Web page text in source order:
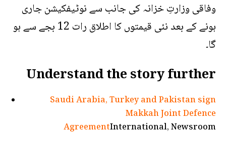
وفاقی وزارتِ خزانہ کی جانب سے نوٹیفکیشن جاری
ہونے کے بعد نئی قیمتوں کا اطلاق رات 12 بجے سے ہو
گا۔
Understand the story further
Saudi Arabia, Turkey and Pakistan sign
Makkah Joint Defence
AgreementInternational, Newsroom